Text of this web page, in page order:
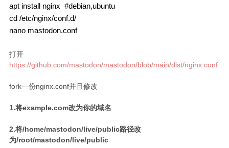
apt install nginx  #debian,ubuntu
cd /etc/nginx/conf.d/
nano mastodon.conf
打开
https://github.com/mastodon/mastodon/blob/main/dist/nginx.conf
fork一份nginx.conf并且修改
1.将example.com改为你的域名
2.将/home/mastodon/live/public路径改
为/root/mastodon/live/public